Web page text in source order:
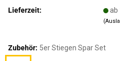
Lieferzeit:
ab
Zubehör: 5er Stiegen Spar Set